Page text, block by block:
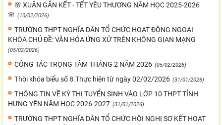
🌸 XUÂN GẮN KẾT - TẾT YÊU THƯƠNG NĂM HỌC 2025-2026
🌸 (10/02/2026)
TRƯỜNG THPT NGHĨA DÂN TỔ CHỨC HOẠT ĐỘNG NGOẠI
KHÓA CHỦ ĐỀ: VĂN HÓA ỨNG XỬ TRÊN KHÔNG GIAN MẠNG
(05/02/2026)
CÔNG TÁC TRỌNG TÂM THÁNG 2 NĂM 2026 (05/02/2026)
Thời khóa biểu số 8.Thực hiện từ ngày 02/02/2026 (31/01/2026)
THÔNG TIN VỀ KỲ THI TUYỂN SINH VÀO LỚP 10 THPT TỈNH
HƯNG YÊN NĂM HỌC 2026-2027 (31/01/2026)
TRƯỜNG THPT NGHĨA DÂN TỔ CHỨC HỘI NGHỊ SƠ KẾT HOẠT